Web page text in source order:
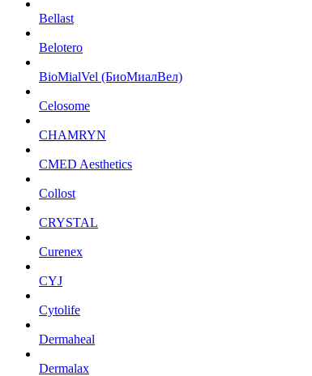
Bellast
Belotero
BioMialVel (БиоМиалВел)
Celosome
CHAMRYN
CMED Aesthetics
Collost
CRYSTAL
Curenex
CYJ
Cytolife
Dermaheal
Dermalax